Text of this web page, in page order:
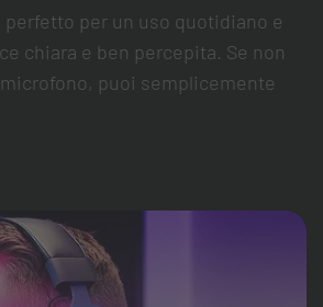
perfetto per un uso quotidiano e
chiara e ben percepita. Se non
puoi semplicemente